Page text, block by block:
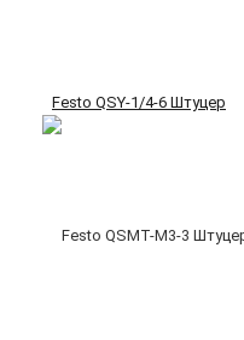
Festo QSY-1/4-6 Штуцер